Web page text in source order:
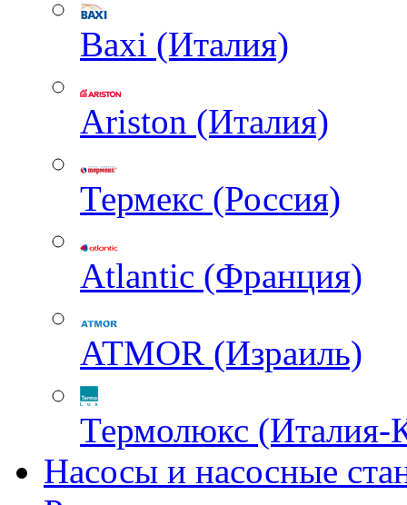
Baxi (Италия)
Ariston (Италия)
Термекс (Россия)
Atlantic (Франция)
ATMOR (Израиль)
Термолюкс (Италия-
Насосы и насосные